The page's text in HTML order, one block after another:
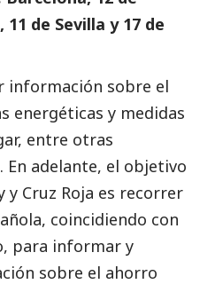
de Sevilla y 17 de
información sobre el
energéticas y medidas
entre otras
En adelante, el objetivo
y Cruz Roja es recorrer
coincidiendo con
para informar y
sobre el ahorro